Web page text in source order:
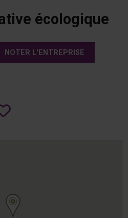
écologique
NOTER L'ENTREPRISE